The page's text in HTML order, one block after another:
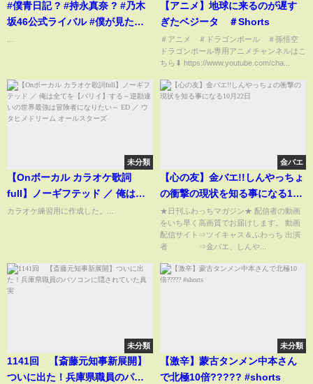
#僕青日記 ? #持永真奈 ? #乃木
坂46公式ライバル #僕が見たか
【アニメ】地球に来るのが遅す
ぎたベジータ ＃Shorts
＃アニメ ＃ドラゴンボール ＃孫悟空
ドラゴンボール専用アニメチャンネルはこ
ちら⬇︎ https://www.youtube.com/cha...
未分類
【Onボーカル カラオケ歌詞
full】ノーギフテッド ／ 俺は全
てを【パリイ】する～逆勘違い
カラオケ練習用に作成した。...
金バエ
【心の友】金バエ!!しんやっちょ
の衝撃の現状を知る事になる10
月22日
★日刊ふわっちマガジン★ 配信者の動画
をいち早く高画質でお届けします。 動画
配信サイト⇒ツイキャス＆ふわっち 出演
者 ⇒金バエ、しんや...
未分類
1141回 【斎藤元知事新展開】
ついに出た！兵庫県職員のパソ
未分類
【激辛】蒙古タンメン中本さん
で北極10倍????? #shorts